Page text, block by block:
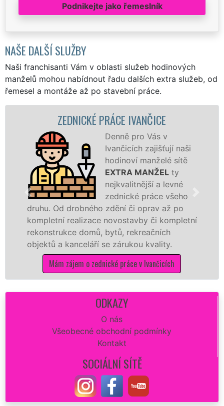
Podnikejte jako řemeslník
NAŠE DALŠÍ SLUŽBY
Naši franchisanti Vám v oblasti služeb hodinových
manželů mohou nabídnout řadu dalších extra služeb, od
řemesel a montáže až po stavební práce.
ZEDNICKÉ PRÁCE IVANČICE
Denně pro Vás v
Ivančicích zajišťují naši
hodinoví manželé sítě
EXTRA MANŽELty
nejkvalitnější a levné
zednické práce všeho
druhu. Od drobného zdění či oprav až po
kompletní realizace novostavby či kompletní
rekonstrukce domů, bytů, rekreačních
objektů a kanceláří se zárukou kvality.
Mám zájem o zednické práce v Ivančicích
ODKAZY
O nás
Všeobecné obchodní podmínky
Kontakt
SOCIÁLNÍ SÍTĚ